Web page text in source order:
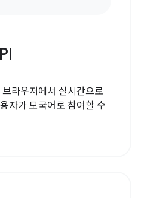
라우저에서 실시간으로
자가 모국어로 참여할 수